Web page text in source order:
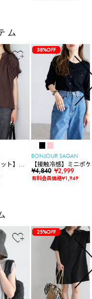
ム
ト】シ
ートップ
38%OFF
BONJOUR SAGAN
【接触冷感】ミニポ
袖ニットカーディガン
¥4,840 ¥2,999
有料会員価格¥1,949
25%OFF